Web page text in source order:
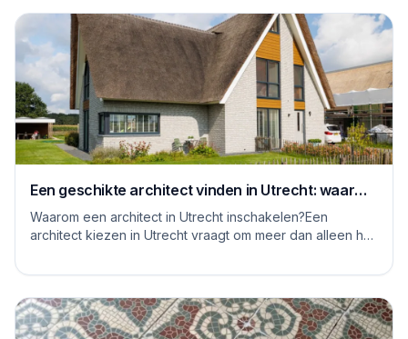
Een geschikte architect vinden in Utrecht: waar
moet je op letten
Waarom een architect in Utrecht inschakelen?Een
architect kiezen in Utrecht vraagt om meer dan alleen het